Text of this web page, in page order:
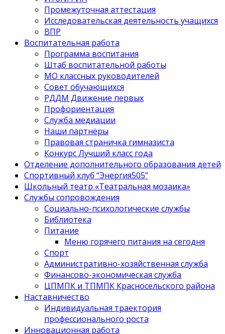
Промежуточная аттестация
Исследовательская деятельность учащихся
ВПР
Воспитательная работа
Программа воспитания
Штаб воспитательной работы
МО классных руководителей
Совет обучающихся
РДДМ Движение первых
Профориентация
Служба медиации
Наши партнёры
Правовая страничка гимназиста
Конкурс Лучший класс года
Отделение дополнительного образования детей
Спортивный клуб “Энергия505”
Школьный театр «Театральная мозаика»
Службы сопровождения
Социально-психологические службы
Библиотека
Питание
Меню горячего питания на сегодня
Спорт
Административно-хозяйственная служба
Финансово-экономическая служба
ЦПМПК и ТПМПК Красносельского района
Наставничество
Индивидуальная траектория
профессионального роста
Инновационная работа